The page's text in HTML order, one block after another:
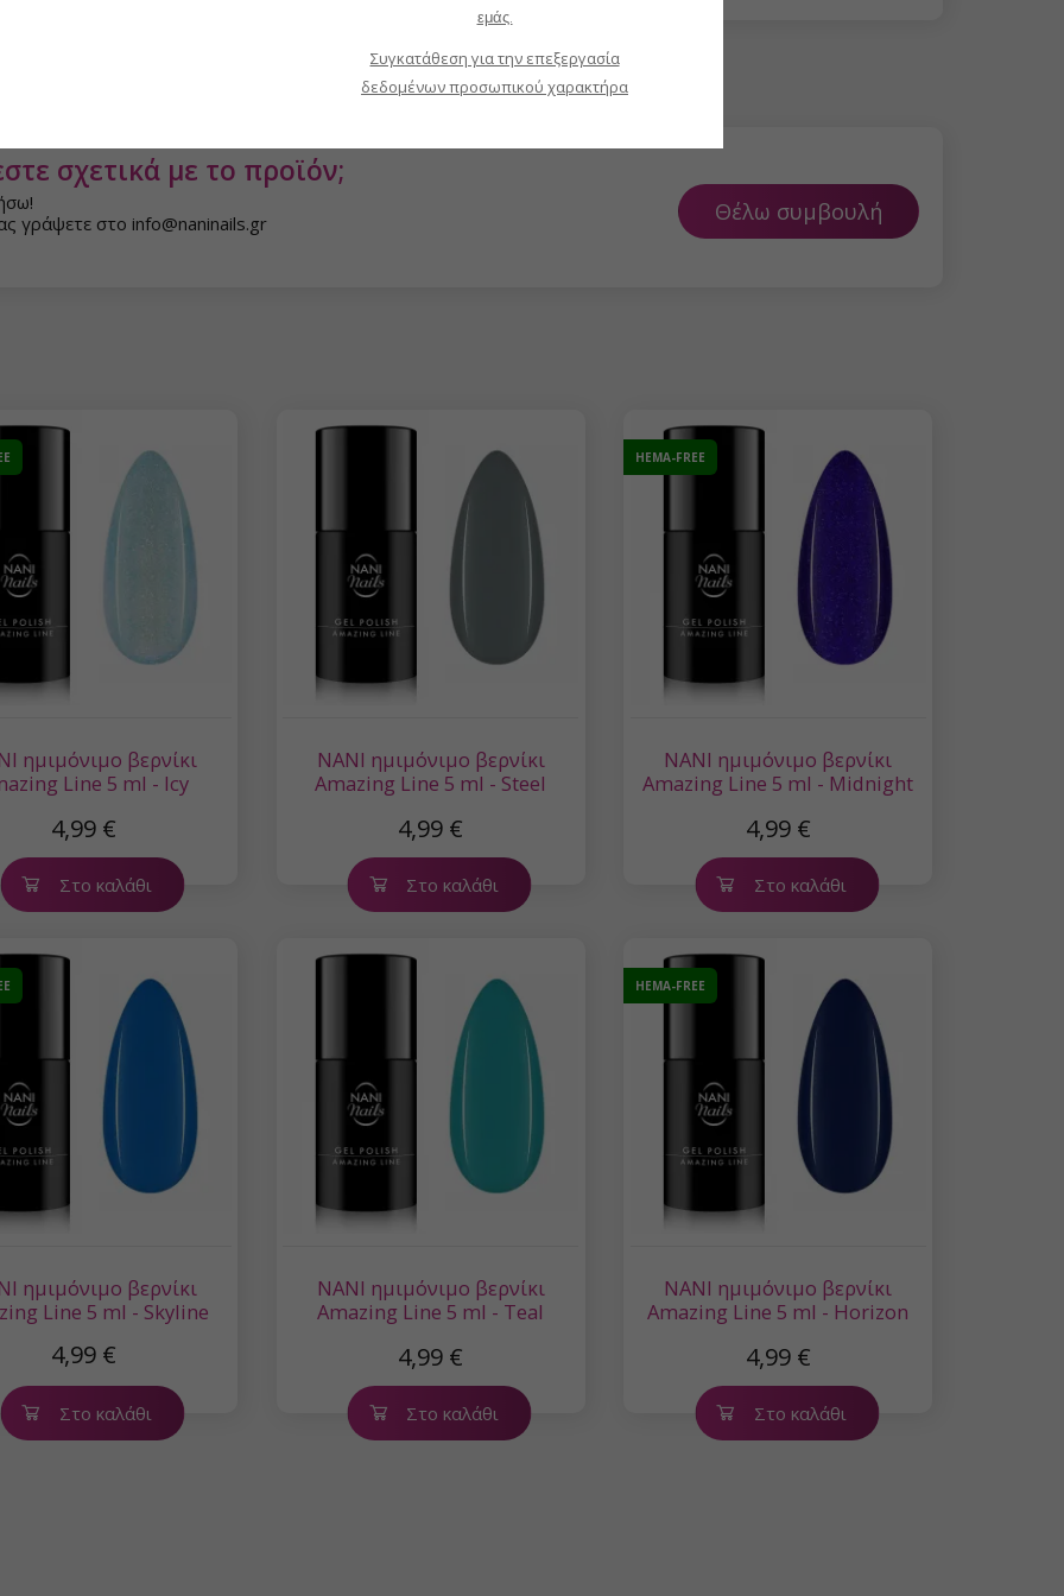
σχετικά με το προϊόν;
γράψετε στο info@naninails.gr
Θέλω συμβουλή
ημιμόνιμο βερνίκι
Line 5 ml - Icy
4,99 €
Στο καλάθι
NANI ημιμόνιμο βερνίκι
Amazing Line 5 ml - Steel
4,99 €
Στο καλάθι
NANI ημιμόνιμο βερνίκι
Amazing Line 5 ml - Midnight
4,99 €
HEMA-FREE
Στο καλάθι
ημιμόνιμο βερνίκι
Line 5 ml - Skyline
4,99 €
Στο καλάθι
NANI ημιμόνιμο βερνίκι
Amazing Line 5 ml - Teal
4,99 €
Στο καλάθι
NANI ημιμόνιμο βερνίκι
Amazing Line 5 ml - Horizon
4,99 €
HEMA-FREE
Στο καλάθι
εμάς.
Συγκατάθεση για την επεξεργασία
δεδομένων προσωπικού χαρακτήρα